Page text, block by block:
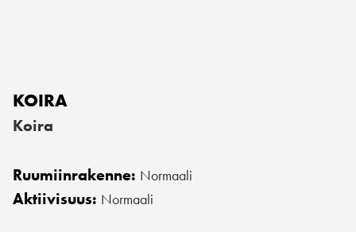
KOIRA
Koira
Ruumiinrakenne: Normaali
Aktiivisuus: Normaali